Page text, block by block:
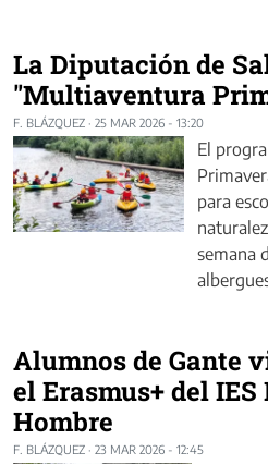
La Diputación de
"Multiaventura
F. BLÁZQUEZ · 25 MAR 2026 - 13:20
El
para
semana
Alumnos de Gante
el Erasmus+ del IES
Hombre
F. BLÁZQUEZ · 23 MAR 2026 - 12:45